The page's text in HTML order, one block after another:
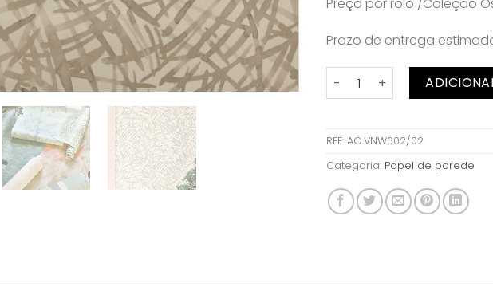
Preço por rolo /Coleção
Prazo de entrega
Quantidade de Papel de
REF: AO.VNW602/02
Categoria: Papel de parede